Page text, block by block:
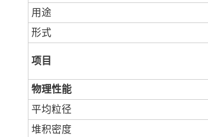
用途
形式
项目
物理性能
平均粒径
堆积密度